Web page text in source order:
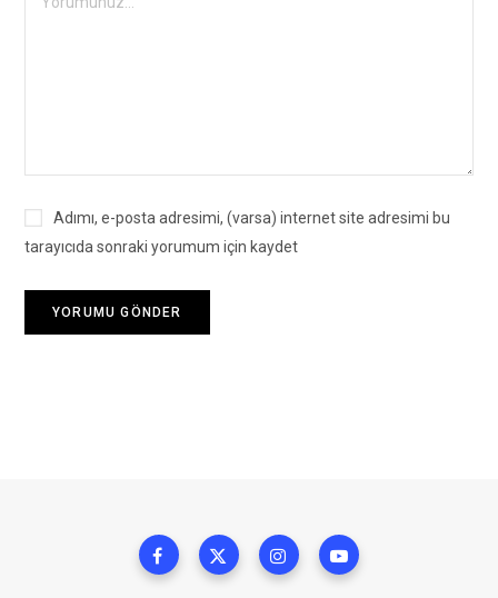
Adımı, e-posta adresimi, (varsa) internet site adresimi bu
tarayıcıda sonraki yorumum için kaydet